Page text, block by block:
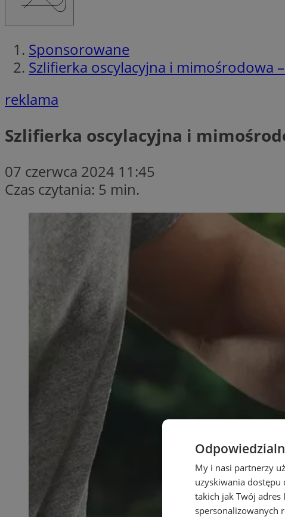
Sponsorowane
Szlifierka oscylacyjna i mimośrodowa
reklama
Szlifierka oscylacyjna i
07 czerwca 2024 11:45
Czas czytania: 5 min.
My i nasi partnerzy
uzyskiwania
takich jak Twój
spersonalizowanych